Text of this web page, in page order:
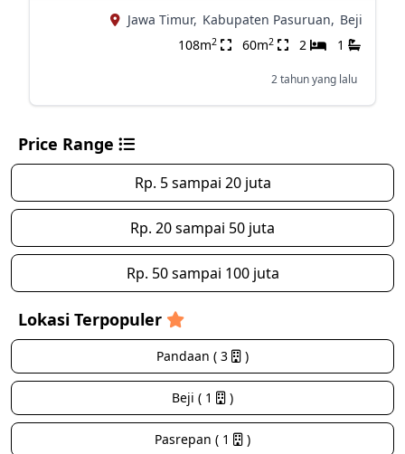
Jawa Timur, Kabupaten Pasuruan, Beji
108m2 60m2 2 1
2 tahun yang lalu
Price Range
Rp. 5 sampai 20 juta
Rp. 20 sampai 50 juta
Rp. 50 sampai 100 juta
Lokasi Terpopuler
Pandaan ( 3 )
Beji ( 1 )
Pasrepan ( 1 )